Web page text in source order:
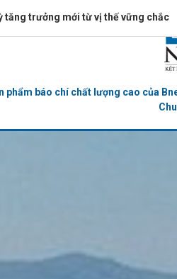
phẩm báo chí chất lượng cao của
tăng trưởng mới từ vị thế vững chắc